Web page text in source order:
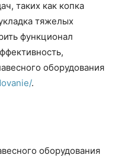
таких как копка
тяжелых
функционал
оборудования
.
оборудования